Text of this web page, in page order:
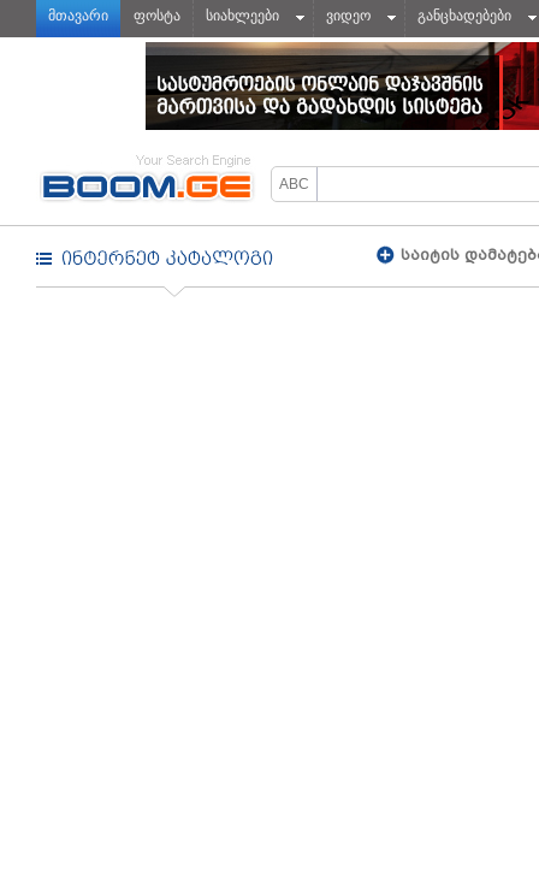
მთავარი ფოსტა სიახლეები ვიდეო განცხადებები
საიტის